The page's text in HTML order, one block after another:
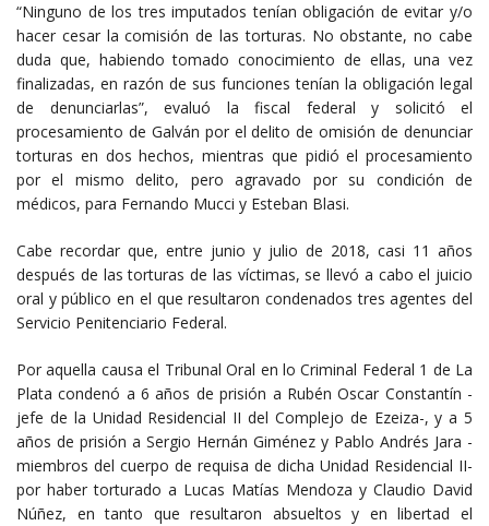
“Ninguno de los tres imputados tenían obligación de evitar y/o
hacer cesar la comisión de las torturas. No obstante, no cabe
duda que, habiendo tomado conocimiento de ellas, una vez
finalizadas, en razón de sus funciones tenían la obligación legal
de denunciarlas”, evaluó la fiscal federal y solicitó el
procesamiento de Galván por el delito de omisión de denunciar
torturas en dos hechos, mientras que pidió el procesamiento
por el mismo delito, pero agravado por su condición de
médicos, para Fernando Mucci y Esteban Blasi.
Cabe recordar que, entre junio y julio de 2018, casi 11 años
después de las torturas de las víctimas, se llevó a cabo el juicio
oral y público en el que resultaron condenados tres agentes del
Servicio Penitenciario Federal.
Por aquella causa el Tribunal Oral en lo Criminal Federal 1 de La
Plata condenó a 6 años de prisión a Rubén Oscar Constantín -
jefe de la Unidad Residencial II del Complejo de Ezeiza-, y a 5
años de prisión a Sergio Hernán Giménez y Pablo Andrés Jara -
miembros del cuerpo de requisa de dicha Unidad Residencial II-
por haber torturado a Lucas Matías Mendoza y Claudio David
Núñez, en tanto que resultaron absueltos y en libertad el